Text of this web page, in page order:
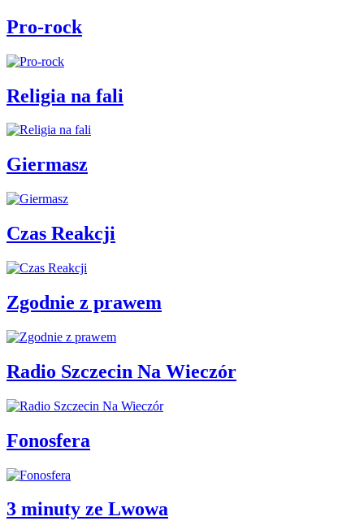
Pro-rock
Religia na fali
Giermasz
Czas Reakcji
Zgodnie z prawem
Radio Szczecin Na Wieczór
Fonosfera
3 minuty ze Lwowa